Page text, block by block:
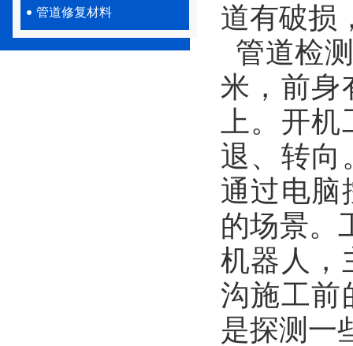
管道修复材料
道有破损
管道检
米，前身
上。开
退、转向
通过电脑
的场景。
机器人，
沟施工前
是探测一